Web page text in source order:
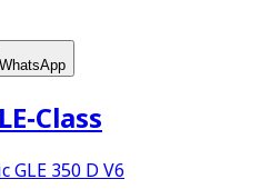
WhatsApp
GLE 350 D V6